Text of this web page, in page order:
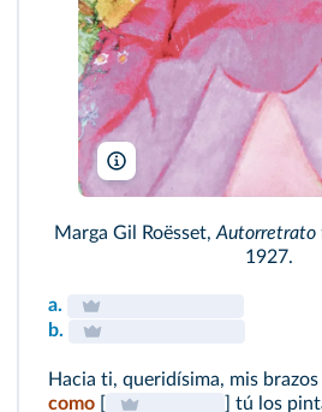
Colección M. Rodríguez/DR
Marga Gil Roësset, Autorretrato
1927.
a.
b.
Hacia ti, queridísima, mis brazos
como
] tú los